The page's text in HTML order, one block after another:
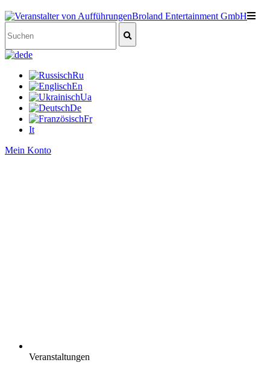
de
Ru
En
Ua
De
Fr
It
Mein Konto
Veranstaltungen